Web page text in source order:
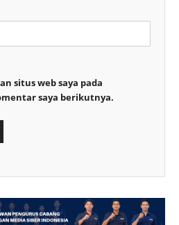
situs web saya pada
saya berikutnya.